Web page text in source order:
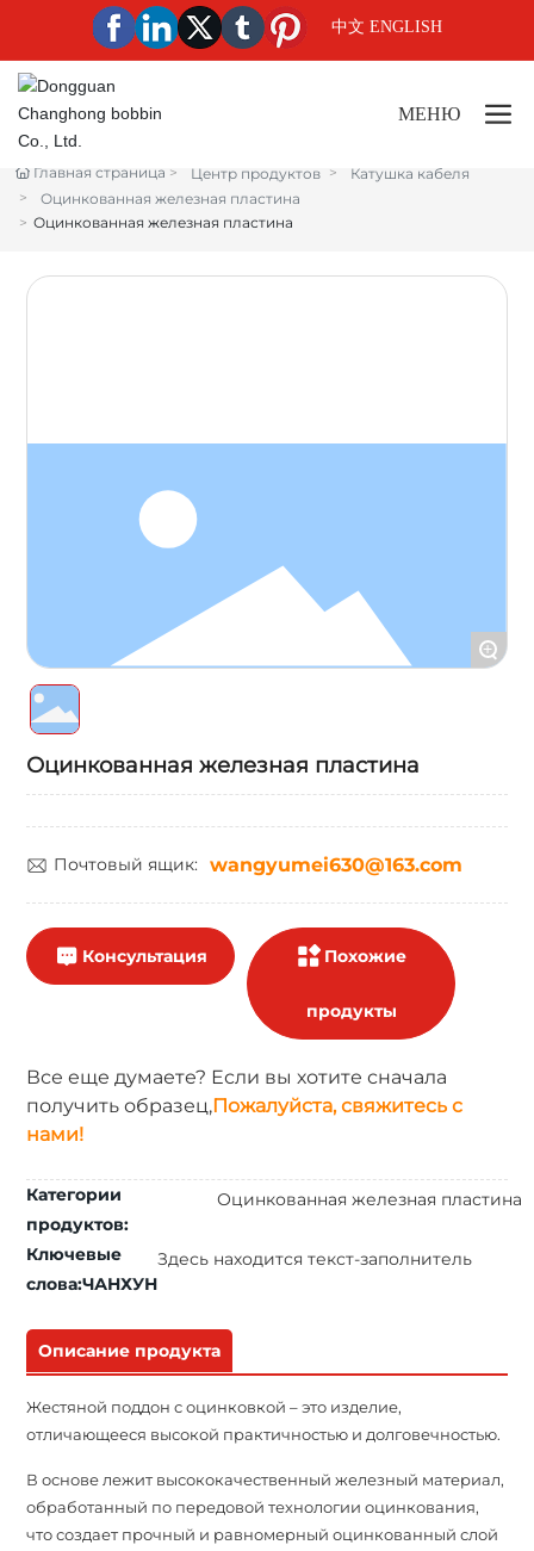
中文 ENGLISH
МЕНЮ
Главная страница Центр продуктов
Катушка кабеля
Оцинкованная железная пластина
Оцинкованная железная пластина
+
Оцинкованная железная пластина
Почтовый ящик: wangyumei630@163.com
Консультация Похожие
продукты
Все еще думаете? Если вы хотите сначала
получить образец,Пожалуйста, свяжитесь с
нами!
Категории
продуктов:
Оцинкованная железная пластина
Ключевые
слова:ЧАНХУН
Здесь находится текст-заполнитель
Описание продукта
Жестяной поддон с оцинковкой – это изделие,
отличающееся высокой практичностью и долговечностью.
В основе лежит высококачественный железный материал,
обработанный по передовой технологии оцинкования,
что создает прочный и равномерный оцинкованный слой